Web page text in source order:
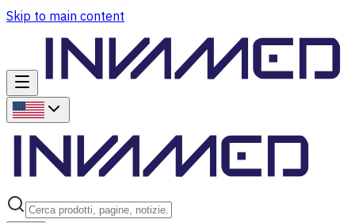
Skip to main content